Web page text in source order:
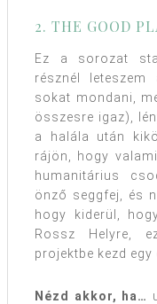
2. THE GOOD
Ez a sorozat
résznél
sokat mondani,
összesre igaz),
a halála után
rájön, hogy
humanitárius
önző seggfej, és
hogy kiderül,
Rossz Helyre,
projektbe kezd egy
Nézd akkor, ha…